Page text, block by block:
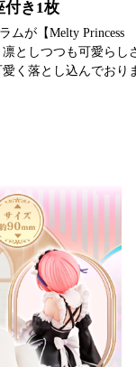
き1枚
ムが【Melty
としつつも可愛ら
く落とし込んでおり